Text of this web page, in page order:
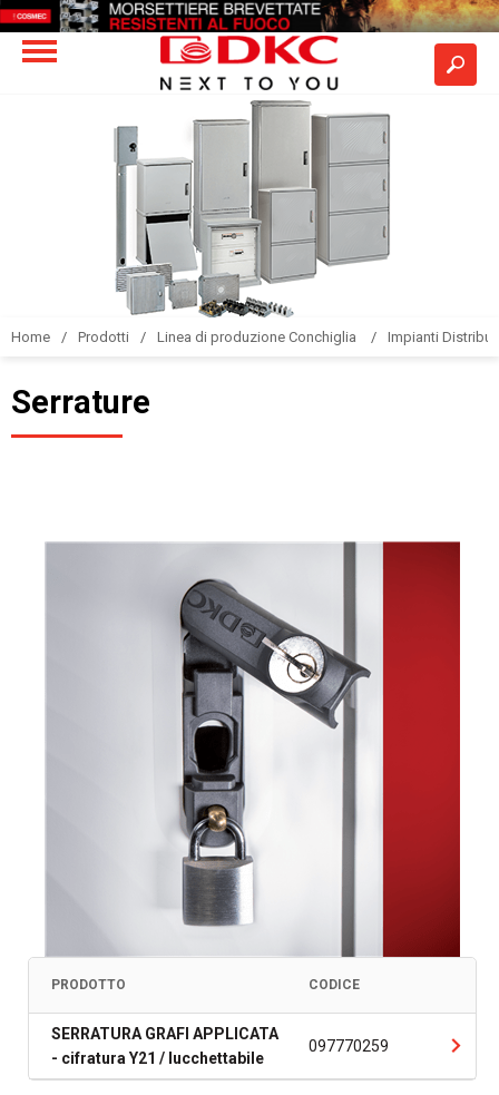
Home Prodotti Linea di produzione Conchiglia Impianti
Serrature
PRODOTTO CODICE
SERRATURA GRAFI APPLICATA
- cifratura Y21 / lucchettabile
097770259